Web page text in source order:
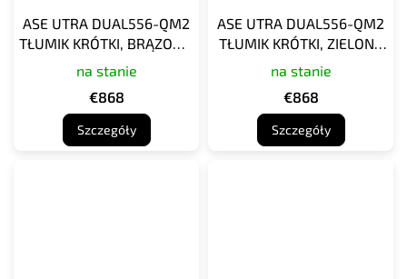
ASE UTRA DUAL556-QM2
TŁUMIK KRÓTKI, BRĄZOWY
KOJOT CERAKOTE
na stanie
€868
Szczegóły
ASE UTRA DUAL556-QM2
TŁUMIK KRÓTKI, ZIELONY
CERAKOTE
na stanie
€868
Szczegóły